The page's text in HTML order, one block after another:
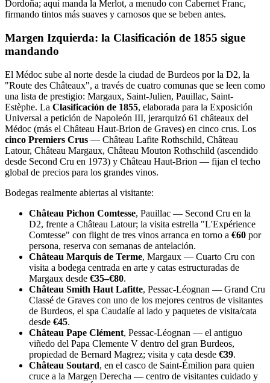
Dordoña; aquí manda la Merlot, a menudo con Cabernet Franc,
firmando tintos más suaves y carnosos que se beben antes.
Margen Izquierda: la Clasificación de 1855 sigue
mandando
El Médoc sube al norte desde la ciudad de Burdeos por la D2, la
"Route des Châteaux", a través de cuatro comunas que se leen como
una lista de prestigio: Margaux, Saint-Julien, Pauillac, Saint-
Estèphe. La Clasificación de 1855, elaborada para la Exposición
Universal a petición de Napoleón III, jerarquizó 61 châteaux del
Médoc (más el Château Haut-Brion de Graves) en cinco crus. Los
cinco Premiers Crus — Château Lafite Rothschild, Château
Latour, Château Margaux, Château Mouton Rothschild (ascendido
desde Second Cru en 1973) y Château Haut-Brion — fijan el techo
global de precios para los grandes vinos.
Bodegas realmente abiertas al visitante:
Château Pichon Comtesse, Pauillac — Second Cru en la
D2, frente a Château Latour; la visita estrella "L'Expérience
Comtesse" con flight de tres vinos arranca en torno a €60 por
persona, reserva con semanas de antelación.
Château Marquis de Terme, Margaux — Cuarto Cru con
visita a bodega centrada en arte y catas estructuradas de
Margaux desde €35–€80.
Château Smith Haut Lafitte, Pessac-Léognan — Grand Cru
Classé de Graves con uno de los mejores centros de visitantes
de Burdeos, el spa Caudalíe al lado y paquetes de visita/cata
desde €45.
Château Pape Clément, Pessac-Léognan — el antiguo
viñedo del Papa Clemente V dentro del gran Burdeos,
propiedad de Bernard Magrez; visita y cata desde €39.
Château Soutard, en el casco de Saint-Émilion para quien
cruce a la Margen Derecha — centro de visitantes cuidado y